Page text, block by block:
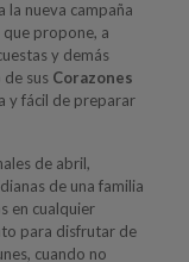
la nueva campaña
que propone, a
y demás
de sus Corazones
y fácil de preparar
de abril,
de una familia
en cualquier
para disfrutar de
cuando no